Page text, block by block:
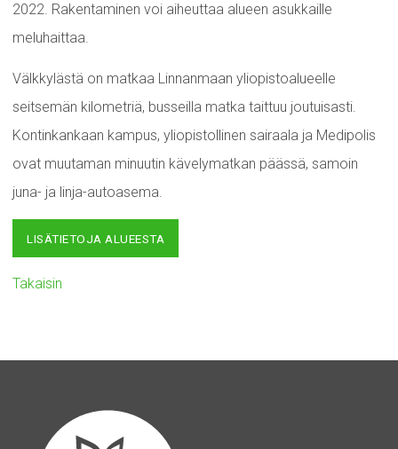
2022. Rakentaminen voi aiheuttaa alueen asukkaille
meluhaittaa.
Välkkylästä on matkaa Linnanmaan yliopistoalueelle
seitsemän kilometriä, busseilla matka taittuu joutuisasti.
Kontinkankaan kampus, yliopistollinen sairaala ja Medipolis
ovat muutaman minuutin kävelymatkan päässä, samoin
juna- ja linja-autoasema.
LISÄTIETOJA ALUEESTA
Takaisin